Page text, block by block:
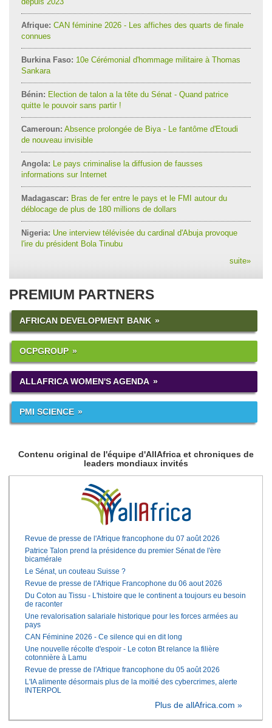
Afrique: CAN féminine 2026 - Les affiches des quarts de finale
connues
Burkina Faso: 10e Cérémonial d'hommage militaire à Thomas
Sankara
Bénin: Election de talon a la tête du Sénat - Quand patrice
quitte le pouvoir sans partir !
Cameroun: Absence prolongée de Biya - Le fantôme d'Etoudi
de nouveau invisible
Angola: Le pays criminalise la diffusion de fausses
informations sur Internet
Madagascar: Bras de fer entre le pays et le FMI autour du
déblocage de plus de 180 millions de dollars
Nigeria: Une interview télévisée du cardinal d'Abuja provoque
l'ire du président Bola Tinubu
suite»
PREMIUM PARTNERS
AFRICAN DEVELOPMENT BANK
OCPGROUP
ALLAFRICA WOMEN'S AGENDA
PMI SCIENCE
Contenu original de l'équipe d'AllAfrica et chroniques de
leaders mondiaux invités
Revue de presse de l'Afrique francophone du 07 août 2026
Patrice Talon prend la présidence du premier Sénat de l'ère
bicamérale
Le Sénat, un couteau Suisse ?
Revue de presse de l'Afrique Francophone du 06 aout 2026
Du Coton au Tissu - L'histoire que le continent a toujours eu besoin
de raconter
Une revalorisation salariale historique pour les forces armées au
pays
CAN Féminine 2026 - Ce silence qui en dit long
Une nouvelle récolte d'espoir - Le coton Bt relance la filière
cotonnière à Lamu
Revue de presse de l'Afrique francophone du 05 août 2026
L'IA alimente désormais plus de la moitié des cybercrimes, alerte
INTERPOL
Plus de allAfrica.com »